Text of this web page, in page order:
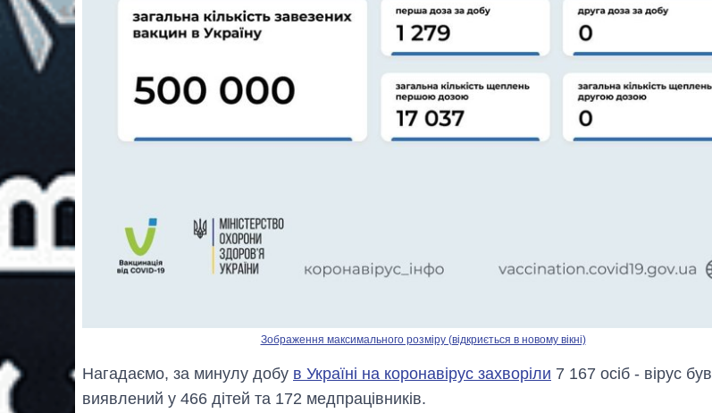
Зображення максимального розміру (відкриється в новому вікні)
Нагадаємо, за минулу добу в Україні на коронавірус захворіли 7 167 осіб - вірус був
виявлений у 466 дітей та 172 медпрацівників.